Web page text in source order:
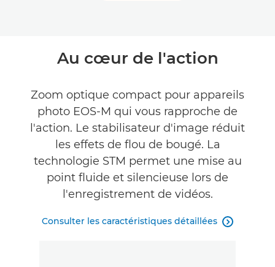
Au cœur de l'action
Zoom optique compact pour appareils
photo EOS-M qui vous rapproche de
l'action. Le stabilisateur d'image réduit
les effets de flou de bougé. La
technologie STM permet une mise au
point fluide et silencieuse lors de
l'enregistrement de vidéos.
Consulter les caractéristiques détaillées 